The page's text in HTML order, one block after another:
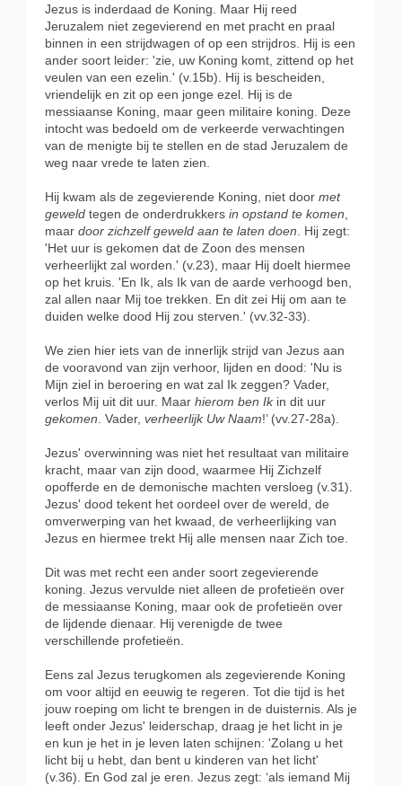
Jezus is inderdaad de Koning. Maar Hij reed
Jeruzalem niet zegevierend en met pracht en praal
binnen in een strijdwagen of op een strijdros. Hij is een
ander soort leider: 'zie, uw Koning komt, zittend op het
veulen van een ezelin.' (v.15b). Hij is bescheiden,
vriendelijk en zit op een jonge ezel. Hij is de
messiaanse Koning, maar geen militaire koning. Deze
intocht was bedoeld om de verkeerde verwachtingen
van de menigte bij te stellen en de stad Jeruzalem de
weg naar vrede te laten zien.
Hij kwam als de zegevierende Koning, niet door met
geweld tegen de onderdrukkers in opstand te komen,
maar door zichzelf geweld aan te laten doen. Hij zegt:
'Het uur is gekomen dat de Zoon des mensen
verheerlijkt zal worden.' (v.23), maar Hij doelt hiermee
op het kruis. 'En Ik, als Ik van de aarde verhoogd ben,
zal allen naar Mij toe trekken. En dit zei Hij om aan te
duiden welke dood Hij zou sterven.' (vv.32-33).
We zien hier iets van de innerlijk strijd van Jezus aan
de vooravond van zijn verhoor, lijden en dood: 'Nu is
Mijn ziel in beroering en wat zal Ik zeggen? Vader,
verlos Mij uit dit uur. Maar hierom ben Ikin dit uur
gekomen. Vader, verheerlijk Uw Naam!’ (vv.27-28a).
Jezus' overwinning was niet het resultaat van militaire
kracht, maar van zijn dood, waarmee Hij Zichzelf
opofferde en de demonische machten versloeg (v.31).
Jezus' dood tekent het oordeel over de wereld, de
omverwerping van het kwaad, de verheerlijking van
Jezus en hiermee trekt Hij alle mensen naar Zich toe.
Dit was met recht een ander soort zegevierende
koning. Jezus vervulde niet alleen de profetieën over
de messiaanse Koning, maar ook de profetieën over
de lijdende dienaar. Hij verenigde de twee
verschillende profetieën.
Eens zal Jezus terugkomen als zegevierende Koning
om voor altijd en eeuwig te regeren. Tot die tijd is het
jouw roeping om licht te brengen in de duisternis. Als je
leeft onder Jezus' leiderschap, draag je het licht in je
en kun je het in je leven laten schijnen: 'Zolang u het
licht bij u hebt, dan bent u kinderen van het licht'
(v.36). En God zal je eren. Jezus zegt: ‘als iemand Mij